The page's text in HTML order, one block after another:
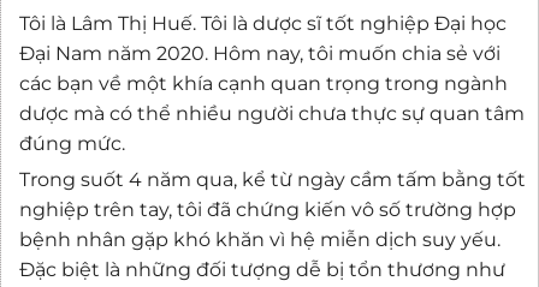
Tôi là Lâm Thị Huế. Tôi là dược sĩ tốt nghiệp Đại học
Đại Nam năm 2020. Hôm nay, tôi muốn chia sẻ với
các bạn về một khía cạnh quan trọng trong ngành
dược mà có thể nhiều người chưa thực sự quan tâm
đúng mức.
Trong suốt 4 năm qua, kể từ ngày cầm tấm bằng tốt
nghiệp trên tay, tôi đã chứng kiến vô số trường hợp
bệnh nhân gặp khó khăn vì hệ miễn dịch suy yếu.
Đặc biệt là những đối tượng dễ bị tổn thương như